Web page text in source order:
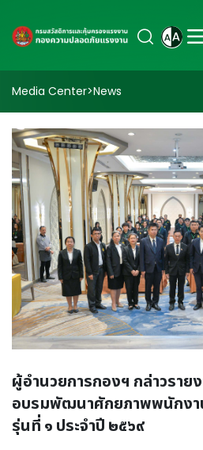
Media Center>News
ผู้อำนวยการกองฯ กล่าวราย
อบรมพัฒนาศักยภาพพนักงา
รุ่นที่ ๑ ประจำปี ๒๕๖๙